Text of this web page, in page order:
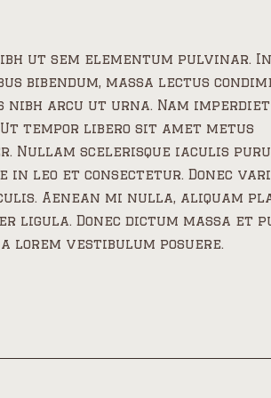
ut sem elementum pulvinar.
bibendum, massa lectus
nibh arcu ut urna. Nam
tempor libero sit amet metus
Nullam scelerisque iaculis
in leo et consectetur. Donec
Aenean mi nulla, aliquam
ligula. Donec dictum massa et
lorem vestibulum posuere.